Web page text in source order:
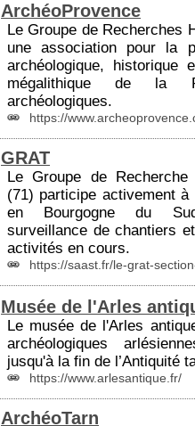
ArchéoProvence
Le Groupe de Recherches
une association pour la
archéologique, historique
mégalithique de la
archéologiques.
https://
GRAT
Le Groupe de Recherche
(71) participe activement
en Bourgogne du
surveillance de chantiers
activités en cours.
https://saast.fr/le-grat-
Musée de l'Arles
Le musée de l'Arles
archéologiques
jusqu'à la fin de l’Antiquité
https://www.arlesantique.fr/
ArchéoTarn